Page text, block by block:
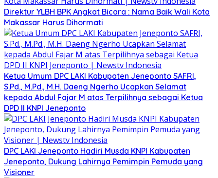
Direktur YLBH BPK Angkat Bicara : Nama Baik Wali Kota
Makassar Harus Dihormati
Ketua Umum DPC LAKI Kabupaten Jeneponto SAFRI,
S.Pd., M.Pd., M.H. Daeng Ngerho Ucapkan Selamat
kepada Abdul Fajar M atas Terpilihnya sebagai Ketua
DPD II KNPI Jeneponto
DPC LAKI Jeneponto Hadiri Musda KNPI Kabupaten
Jeneponto, Dukung Lahirnya Pemimpin Pemuda yang
Visioner